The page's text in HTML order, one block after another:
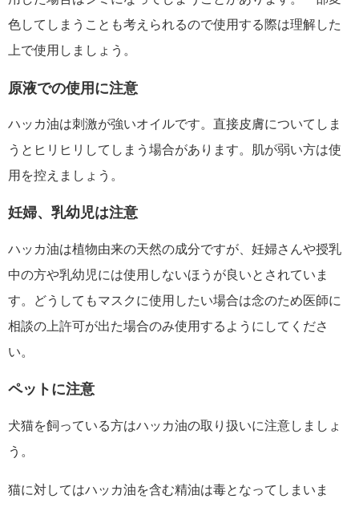
色してしまうことも考えられるので使用する際は理解した
上で使用しましょう。
原液での使用に注意
ハッカ油は刺激が強いオイルです。直接皮膚についてしま
うとヒリヒリしてしまう場合があります。肌が弱い方は使
用を控えましょう。
妊婦、乳幼児は注意
ハッカ油は植物由来の天然の成分ですが、妊婦さんや授乳
中の方や乳幼児には使用しないほうが良いとされていま
す。どうしてもマスクに使用したい場合は念のため医師に
相談の上許可が出た場合のみ使用するようにしてくださ
い。
ペットに注意
犬猫を飼っている方はハッカ油の取り扱いに注意しましょ
う。
猫に対してはハッカ油を含む精油は毒となってしまいま